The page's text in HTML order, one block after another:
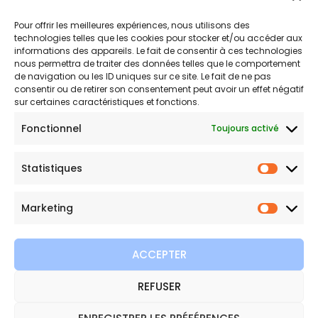
Pour offrir les meilleures expériences, nous utilisons des
technologies telles que les cookies pour stocker et/ou accéder aux
informations des appareils. Le fait de consentir à ces technologies
nous permettra de traiter des données telles que le comportement
de navigation ou les ID uniques sur ce site. Le fait de ne pas
consentir ou de retirer son consentement peut avoir un effet négatif
sur certaines caractéristiques et fonctions.
Fonctionnel Toujours activé
Statistiques
Marketing
ACCEPTER
REFUSER
Conditions générales de vente et d’utilisation
Bijouterie en ligne
beautés scintillantes. Une question sur nos bijoux ou une
Copyright © 2026 Bijoux Etoile